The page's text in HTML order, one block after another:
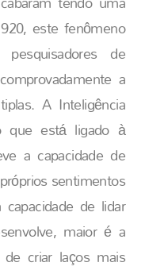
este fenômeno
de
a
A Inteligência
que está ligado à
a capacidade de
sentimentos
de lidar
maior é a
criar laços mais